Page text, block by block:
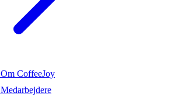
Om CoffeeJoy
Medarbejdere